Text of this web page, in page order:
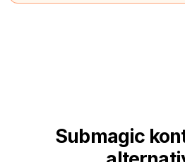
Submagic